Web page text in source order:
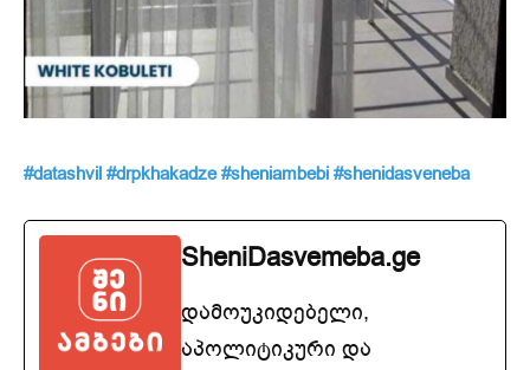
#datashvil #drpkhakadze #sheniambebi #shenidasveneba
SheniDasvemeba.ge
დამოუკიდებელი,
აპოლიტიკური და